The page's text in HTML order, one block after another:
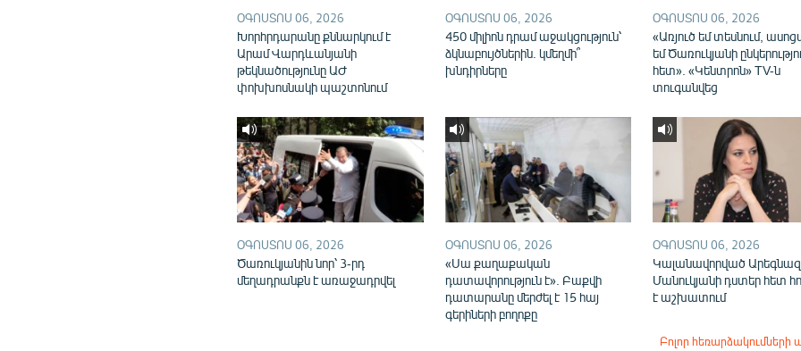
ՕԳՈՍՏՈՍ 06, 2026
Խորհրդարանը քննարկում է
Արամ Վարդևանյանի
թեկնածությունը ԱԺ
փոխխոսնակի պաշտոնում
ՕԳՈՍՏՈՍ 06, 2026
450 միլիոն դրամ աջակցություն՝
ձկնաբույծներին. կմեղմի՞
խնդիրները
ՕԳՈՍՏՈՍ 06, 2026
«Առյուծ եմ տեսնում,
եմ Ծառուկյանի
հետ». «Կենտրոն» TV-ն
տուգանվեց
ՕԳՈՍՏՈՍ 06, 2026
Ծառուկյանին նոր՝ 3-րդ
մեղադրանքն է առաջադրվել
ՕԳՈՍՏՈՍ 06, 2026
«Սա քաղաքական
դատավորություն է». Բաքվի
դատարանը մերժել է 15 հայ
գերիների բողոքը
ՕԳՈՍՏՈՍ 06, 2026
Կալանավորված Արեգնազ
Մանուկյանի դստեր հետ
է աշխատում
Բոլոր հեռարձակումների